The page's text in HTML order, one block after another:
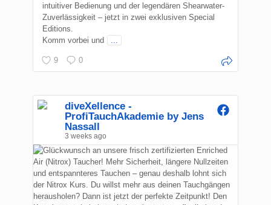
intuitiver Bedienung und der legendären Shearwater-
Zuverlässigkeit – jetzt in zwei exklusiven Special
Editions.
Komm vorbei und
...
9 0
diveXellence -
ProfiTauchAkademie by Jens
Nassall
3 weeks ago